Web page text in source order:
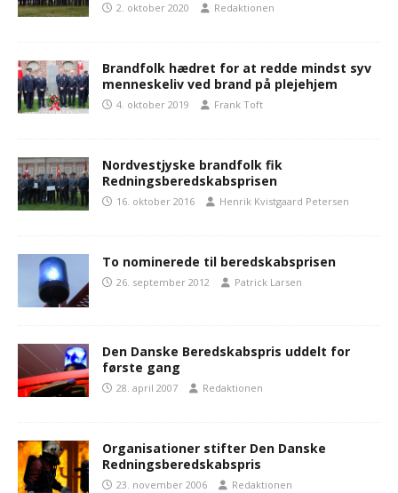
2. oktober 2020 Redaktionen
Brandfolk hædret for at redde mindst syv
menneskeliv ved brand på plejehjem
4. oktober 2019 Frank Toft
Nordvestjyske brandfolk fik
Redningsberedskabsprisen
16. oktober 2016 Henrik Kvistgaard Petersen
To nominerede til beredskabsprisen
26. september 2012 Patrick Larsen
Den Danske Beredskabspris uddelt for
første gang
28. april 2007 Redaktionen
Organisationer stifter Den Danske
Redningsberedskabspris
23. november 2006 Redaktionen